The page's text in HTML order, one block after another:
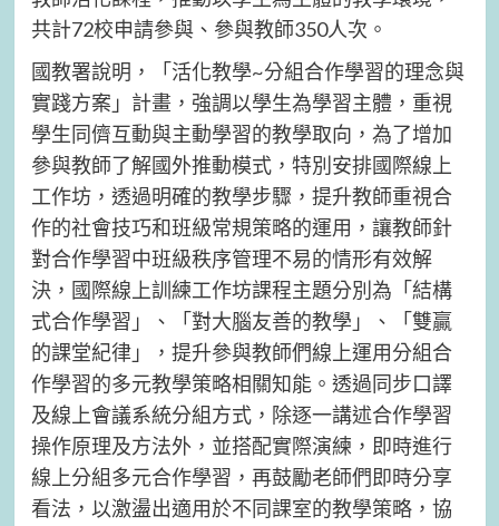
共計72校申請參與、參與教師350人次。
國教署說明，「活化教學~分組合作學習的理念與
實踐方案」計畫，強調以學生為學習主體，重視
學生同儕互動與主動學習的教學取向，為了增加
參與教師了解國外推動模式，特別安排國際線上
工作坊，透過明確的教學步驟，提升教師重視合
作的社會技巧和班級常規策略的運用，讓教師針
對合作學習中班級秩序管理不易的情形有效解
決，國際線上訓練工作坊課程主題分別為「結構
式合作學習」、「對大腦友善的教學」、「雙贏
的課堂紀律」，提升參與教師們線上運用分組合
作學習的多元教學策略相關知能。透過同步口譯
及線上會議系統分組方式，除逐一講述合作學習
操作原理及方法外，並搭配實際演練，即時進行
線上分組多元合作學習，再鼓勵老師們即時分享
看法，以激盪出適用於不同課室的教學策略，協